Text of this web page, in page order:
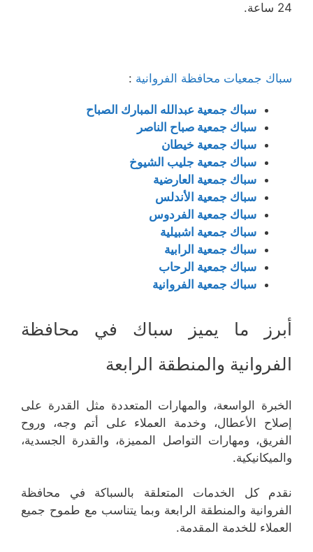
24 ساعة.
سباك جمعيات محافظة الفروانية :
سباك جمعية عبدالله المبارك الصباح
سباك جمعية صباح الناصر
سباك جمعية خيطان
سباك جمعية جليب الشيوخ
سباك جمعية العارضية
سباك جمعية الأندلس
سباك جمعية الفردوس
سباك جمعية اشبيلية
سباك جمعية الرابية
سباك جمعية الرحاب
سباك جمعية الفروانية
أبرز ما يميز سباك في محافظة
الفروانية والمنطقة الرابعة
الخبرة الواسعة، والمهارات المتعددة مثل القدرة على
إصلاح الأعطال، وخدمة العملاء على أتم وجه، وروح
الفريق، ومهارات التواصل المميزة، والقدرة الجسدية،
والميكانيكية.
نقدم كل الخدمات المتعلقة بالسباكة في محافظة
الفروانية والمنطقة الرابعة وبما يتناسب مع طموح جميع
العملاء للخدمة المقدمة.